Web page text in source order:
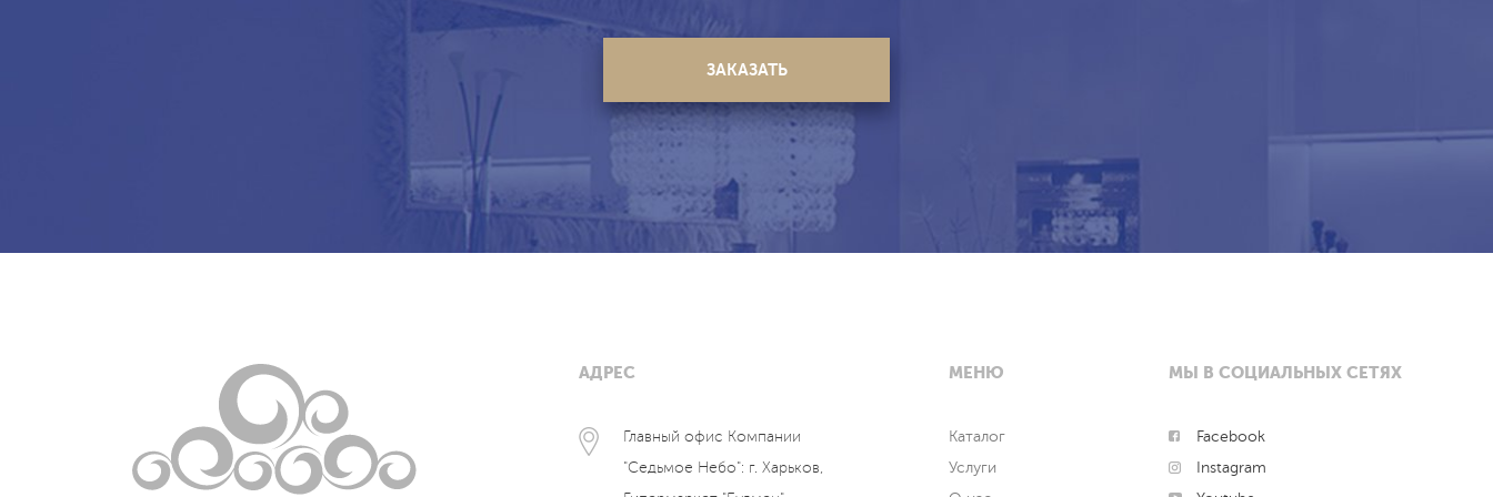
АДРЕС
Главный офис Компании
"Седьмое Небо": г. Харьков,
МЕНЮ
Каталог
Услуги
МЫ В СОЦИАЛЬНЫХ СЕТЯХ
Facebook
Instagram